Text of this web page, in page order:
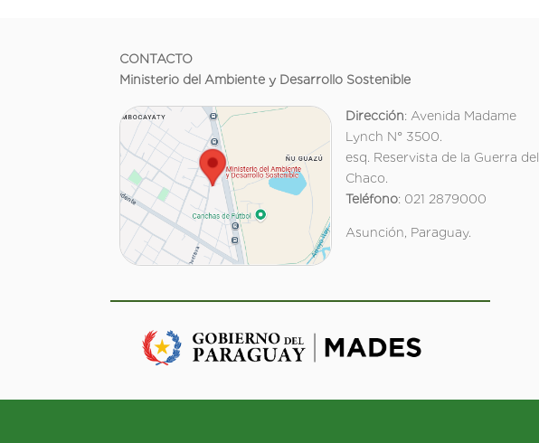
CONTACTO
Ministerio del Ambiente y Desarrollo Sostenible
Dirección: Avenida Madame
Lynch N° 3500.
esq. Reservista de la Guerra del
Chaco.
Teléfono: 021 2879000
Asunción, Paraguay.